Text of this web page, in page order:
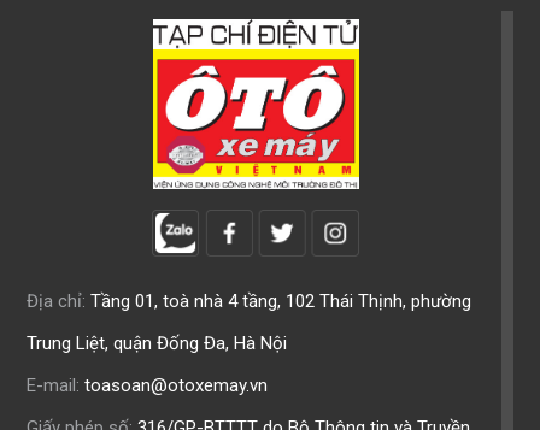
Địa chỉ: Tầng 01, toà nhà 4 tầng, 102 Thái Thịnh, phường
Trung Liệt, quận Đống Đa, Hà Nội
E-mail: toasoan@otoxemay.vn